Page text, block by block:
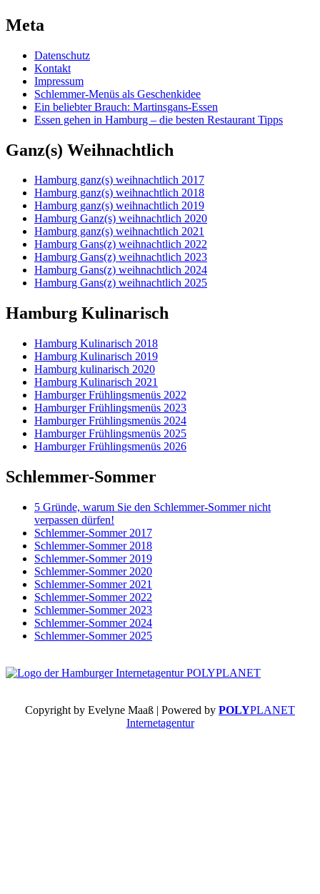
Meta
Datenschutz
Kontakt
Impressum
Schlemmer-Menüs als Geschenkidee
Ein beliebter Brauch: Martinsgans-Essen
Essen gehen in Hamburg – die besten Restaurant Tipps
Ganz(s) Weihnachtlich
Hamburg ganz(s) weihnachtlich 2017
Hamburg ganz(s) weihnachtlich 2018
Hamburg ganz(s) weihnachtlich 2019
Hamburg Ganz(s) weihnachtlich 2020
Hamburg ganz(s) weihnachtlich 2021
Hamburg Gans(z) weihnachtlich 2022
Hamburg Gans(z) weihnachtlich 2023
Hamburg Gans(z) weihnachtlich 2024
Hamburg Gans(z) weihnachtlich 2025
Hamburg Kulinarisch
Hamburg Kulinarisch 2018
Hamburg Kulinarisch 2019
Hamburg kulinarisch 2020
Hamburg Kulinarisch 2021
Hamburger Frühlingsmenüs 2022
Hamburger Frühlingsmenüs 2023
Hamburger Frühlingsmenüs 2024
Hamburger Frühlingsmenüs 2025
Hamburger Frühlingsmenüs 2026
Schlemmer-Sommer
5 Gründe, warum Sie den Schlemmer-Sommer nicht
verpassen dürfen!
Schlemmer-Sommer 2017
Schlemmer-Sommer 2018
Schlemmer-Sommer 2019
Schlemmer-Sommer 2020
Schlemmer-Sommer 2021
Schlemmer-Sommer 2022
Schlemmer-Sommer 2023
Schlemmer-Sommer 2024
Schlemmer-Sommer 2025
Copyright by Evelyne Maaß | Powered by POLYPLANET
Internetagentur